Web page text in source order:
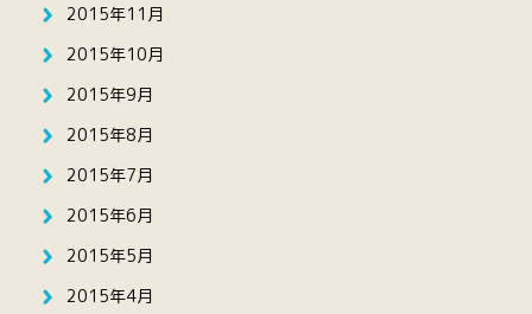
2015年11月
2015年10月
2015年9月
2015年8月
2015年7月
2015年6月
2015年5月
2015年4月